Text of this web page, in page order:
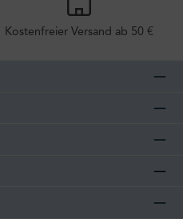
Kostenfreier Versand ab 50 €